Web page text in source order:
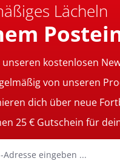
Lächeln
kostenlosen
von unseren
dich über neue
25 € Gutschein für